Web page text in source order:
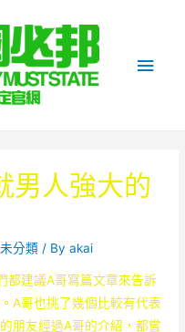
Main
男人強大的
未分類 / Byakai
都建議A哥寫篇文章來告訴
A哥也挑了幾個比較有代表
朋友經過A哥的介紹，都嘗